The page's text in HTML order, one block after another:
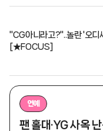
"CG아니라고?"..놀란 '오디
[★FOCUS]
연예
팬 홀대·YG 사옥